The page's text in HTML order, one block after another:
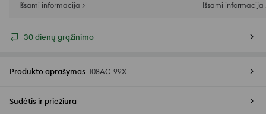
Išsami informacija >
Išsami informacija
30 dienų grąžinimo
Produkto aprašymas 108AC-99X
Sudėtis ir priežiūra